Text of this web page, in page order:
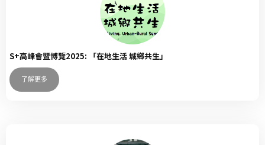
S+高峰會暨博覽2025: 「在地生活 城鄉共生」
了解更多